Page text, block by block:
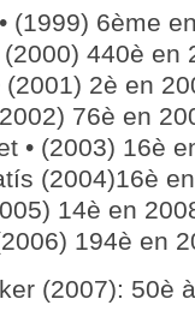
(1999) 6ème
440è en
(2001) 2è en
76è en
• (2003) 16è
(2004)16è
14è en
194è en
(2007): 50è